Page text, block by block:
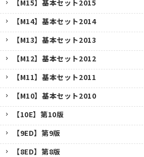
【M15】基本セット2015
【M14】基本セット2014
【M13】基本セット2013
【M12】基本セット2012
【M11】基本セット2011
【M10】基本セット2010
【10E】第10版
【9ED】第9版
【8ED】第8版